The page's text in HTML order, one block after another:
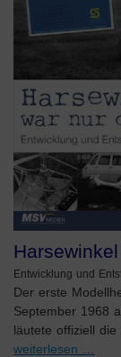
Entwicklung und
Der erste
September 1968
läutete offiziell
weiterlesen …